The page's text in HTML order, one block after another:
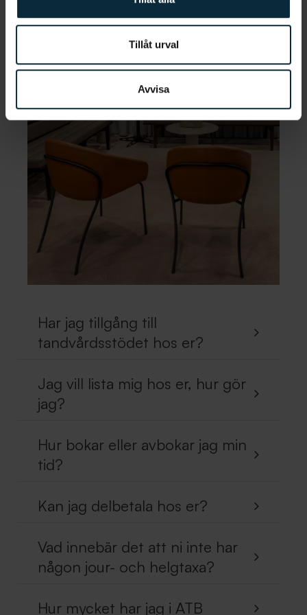
Tillåt urval
Avvisa
Har jag tillgång till
tandvårdsstödet hos er?
Jag vill lista mig hos er, hur gör
jag?
Hur bokar eller avbokar jag min
tid?
Kan jag delbetala hos er?
Vad innebär det att ni inte har
någon jour- och helgtaxa?
Hur mycket har jag i ATB